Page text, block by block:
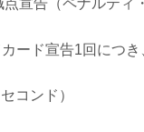
点宣告（ペナルティ
ード宣告1回につ
セコンド）